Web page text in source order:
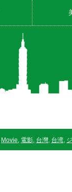
Movie, 電影, 台灣, 台湾,